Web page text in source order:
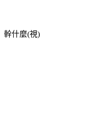
幹什麼(視)